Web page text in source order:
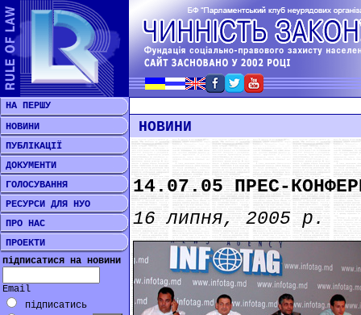
НА ПЕРШУ
НОВИНИ
ПУБЛІКАЦІЇ
ДОКУМЕНТИ
ГОЛОСУВАННЯ
РЕСУРСИ ДЛЯ НУО
ПРО НАС
ПРОЕКТИ
підписатися на новини
Email
підписатись
НОВИНИ
14.07.05 ПРЕС-
16 липня, 2005 р.